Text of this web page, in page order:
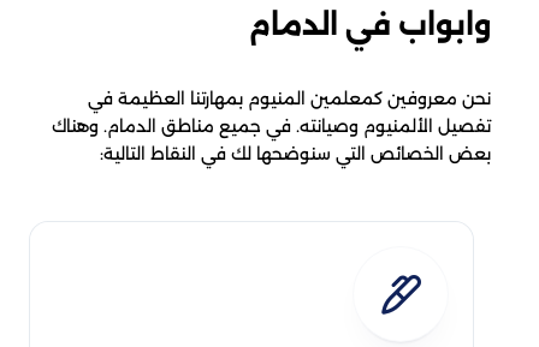
وابواب في الدمام
نحن معروفين كمعلمين المنيوم بمهارتنا العظيمة في
تفصيل الألمنيوم وصيانته. في جميع مناطق الدمام. وهناك
بعض الخصائص التي سنوضحها لك في النقاط التالية: